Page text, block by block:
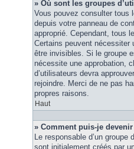
» Où sont les groupes
Vous pouvez consulter tous
depuis votre panneau de
approprié. Cependant, tous
Certains peuvent nécessiter
être invisibles. Si le groupe
nécessite une approbation,
d’utilisateurs devra
rejoindre. Merci de ne pas
propres raisons.
Haut
» Comment puis-je
Le responsable d’un
sont initialement créés par